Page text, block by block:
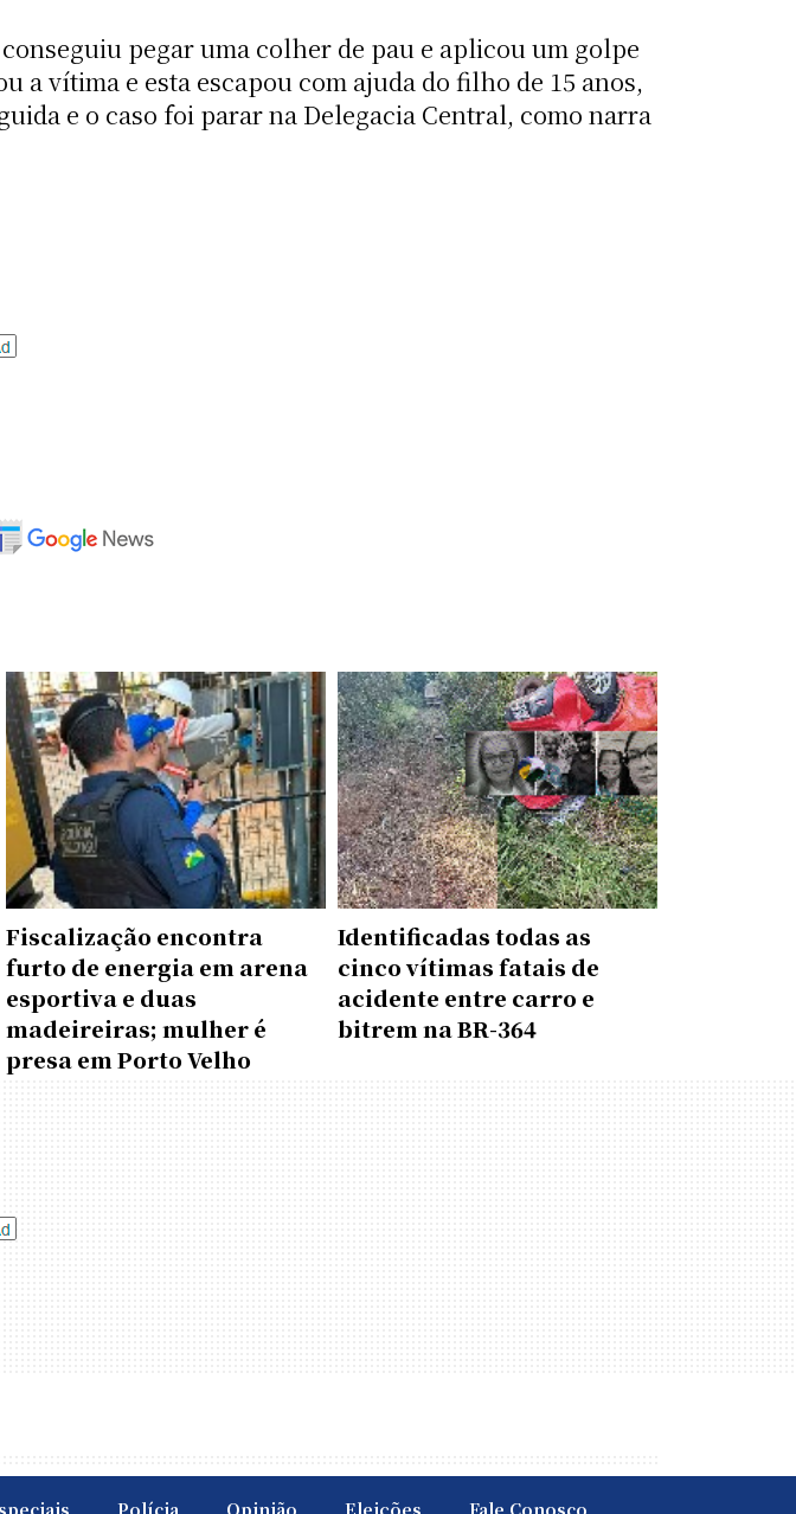
pegar uma colher de pau e aplicou um golpe
a vítima e esta escapou com ajuda do filho de 15 anos,
e o caso foi parar na Delegacia Central, como narra
Fiscalização encontra
furto de energia em arena
esportiva e duas
madeireiras; mulher é
presa em Porto Velho
Identificadas todas as
cinco vítimas fatais de
acidente entre carro e
bitrem na BR-364
Polícia Opinião Eleições Fale Conosco